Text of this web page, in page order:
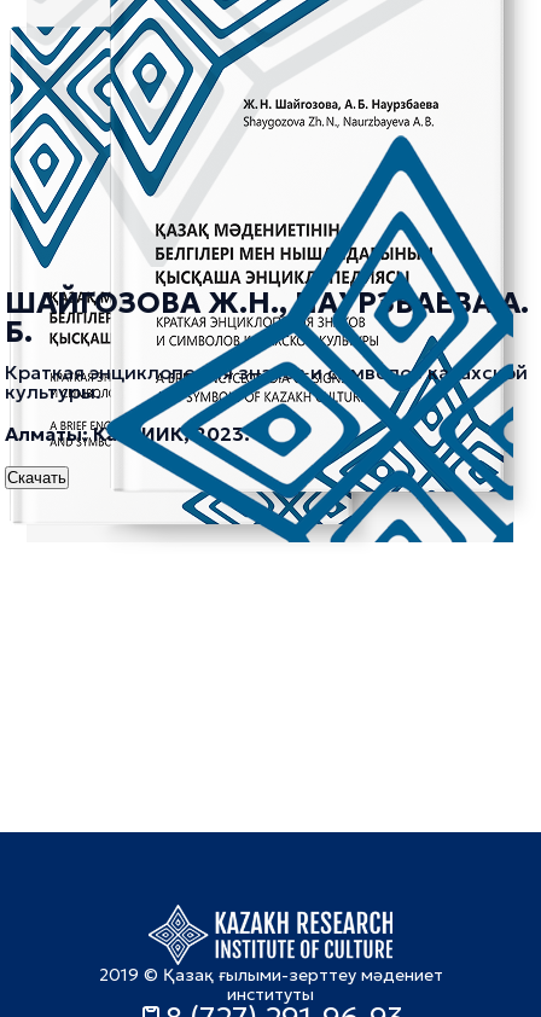
ШАЙГОЗОВА Ж.Н., НАУРЗБАЕВА А.
Б.
Краткая энциклопедия знаков и символов казахской
культуры.
Алматы: КазНИИК, 2023.
Скачать
2019 © Қазақ ғылыми-зерттеу мәдениет
институты